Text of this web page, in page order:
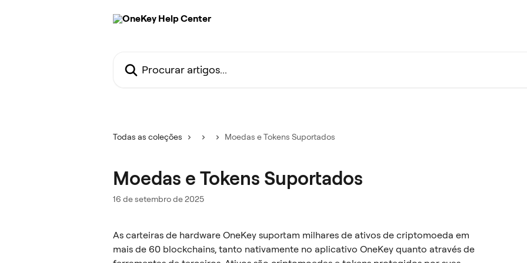
Todas as coleções Moedas e Tokens Suportados
Moedas e Tokens Suportados
16 de setembro de 2025
As carteiras de hardware OneKey suportam milhares de ativos de criptomoeda em
mais de 60 blockchains, tanto nativamente no aplicativo OneKey quanto através de